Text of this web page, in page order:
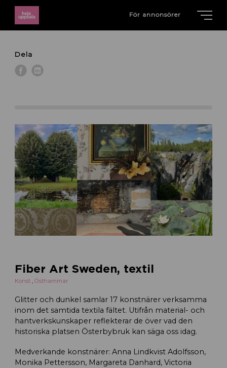
För annonsörer
Dela
Fiber Art Sweden, textil
Konst Östhammar
Glitter och dunkel samlar 17 konstnärer verksamma
inom det samtida textila fältet. Utifrån material- och
hantverkskunskaper reflekterar de över vad den
historiska platsen Österbybruk kan säga oss idag.
Medverkande konstnärer: Anna Lindkvist Adolfsson,
Monika Pettersson, Margareta Danhard, Victoria